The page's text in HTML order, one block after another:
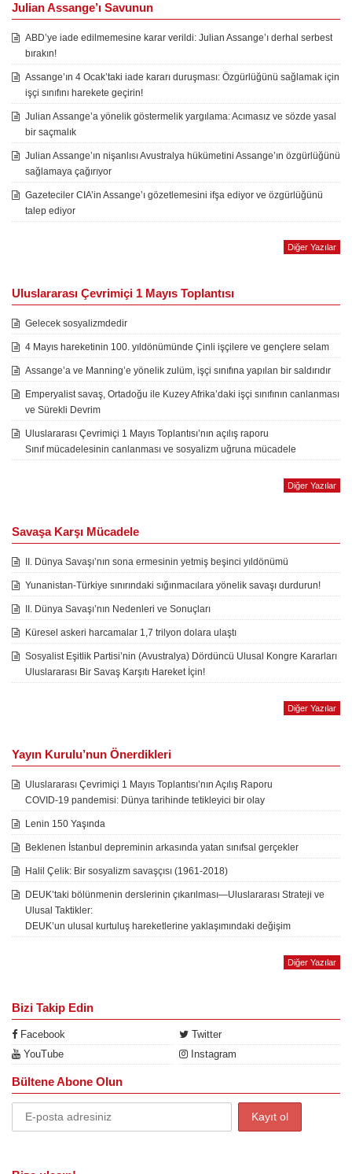
Julian Assange’ı Savunun
ABD’ye iade edilmemesine karar verildi: Julian Assange’ı derhal serbest
bırakın!
Assange’ın 4 Ocak’taki iade kararı duruşması: Özgürlüğünü sağlamak için
işçi sınıfını harekete geçirin!
Julian Assange’a yönelik göstermelik yargılama: Acımasız ve sözde yasal
bir saçmalık
Julian Assange’ın nişanlısı Avustralya hükümetini Assange’ın özgürlüğünü
sağlamaya çağırıyor
Gazeteciler CIA’in Assange’ı gözetlemesini ifşa ediyor ve özgürlüğünü
talep ediyor
Diğer Yazılar
Uluslararası Çevrimiçi 1 Mayıs Toplantısı
Gelecek sosyalizmdedir
4 Mayıs hareketinin 100. yıldönümünde Çinli işçilere ve gençlere selam
Assange’a ve Manning’e yönelik zulüm, işçi sınıfına yapılan bir saldırıdır
Emperyalist savaş, Ortadoğu ile Kuzey Afrika’daki işçi sınıfının canlanması
ve Sürekli Devrim
Uluslararası Çevrimiçi 1 Mayıs Toplantısı’nın açılış raporu
Sınıf mücadelesinin canlanması ve sosyalizm uğruna mücadele
Diğer Yazılar
Savaşa Karşı Mücadele
II. Dünya Savaşı’nın sona ermesinin yetmiş beşinci yıldönümü
Yunanistan-Türkiye sınırındaki sığınmacılara yönelik savaşı durdurun!
II. Dünya Savaşı’nın Nedenleri ve Sonuçları
Küresel askeri harcamalar 1,7 trilyon dolara ulaştı
Sosyalist Eşitlik Partisi’nin (Avustralya) Dördüncü Ulusal Kongre Kararları
Uluslararası Bir Savaş Karşıtı Hareket İçin!
Diğer Yazılar
Yayın Kurulu’nun Önerdikleri
Uluslararası Çevrimiçi 1 Mayıs Toplantısı’nın Açılış Raporu
COVID-19 pandemisi: Dünya tarihinde tetikleyici bir olay
Lenin 150 Yaşında
Beklenen İstanbul depreminin arkasında yatan sınıfsal gerçekler
Halil Çelik: Bir sosyalizm savaşçısı (1961-2018)
DEUK’taki bölünmenin derslerinin çıkarılması—Uluslararası Strateji ve
Ulusal Taktikler:
DEUK’un ulusal kurtuluş hareketlerine yaklaşımındaki değişim
Diğer Yazılar
Bizi Takip Edin
Facebook
Twitter
YouTube
Instagram
Bültene Abone Olun